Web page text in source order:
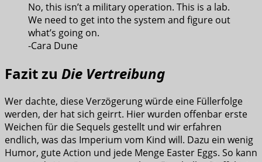
No, this isn’t a military operation. This is a lab.
We need to get into the system and figure out
what’s going on.
-Cara Dune
Fazit zu Die Vertreibung
Wer dachte, diese Verzögerung würde eine Füllerfolge
werden, der hat sich geirrt. Hier wurden offenbar erste
Weichen für die Sequels gestellt und wir erfahren
endlich, was das Imperium vom Kind will. Dazu ein wenig
Humor, gute Action und jede Menge Easter Eggs. So kann